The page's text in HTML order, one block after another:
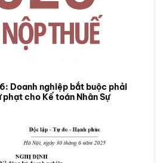
Doanh nghiệp bắt buộc phải
cho Kế toán Nhân Sự